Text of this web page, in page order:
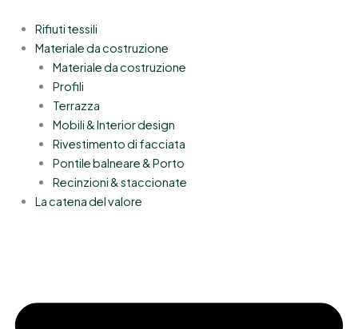
contenuto
Rifiuti tessili
Materiale da costruzione
Materiale da costruzione
Profili
Terrazza
Mobili & Interior design
Rivestimento di facciata
Pontile balneare & Porto
Recinzioni & staccionate
La catena del valore